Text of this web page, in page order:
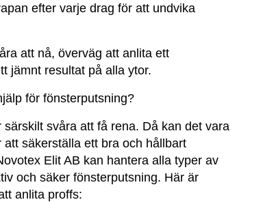
efter varje drag för att undvika
att nå, överväg att anlita ett
jämnt resultat på alla ytor.
för fönsterputsning?
svåra att få rena. Då kan det vara
säkerställa ett bra och hållbart
Elit AB kan hantera alla typer av
och säker fönsterputsning. Här är
anlita proffs: